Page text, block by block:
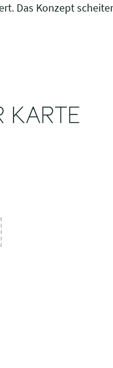
Das Konzept
KARTE